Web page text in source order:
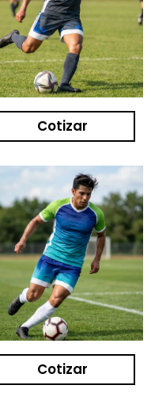
Cotizar
Cotizar